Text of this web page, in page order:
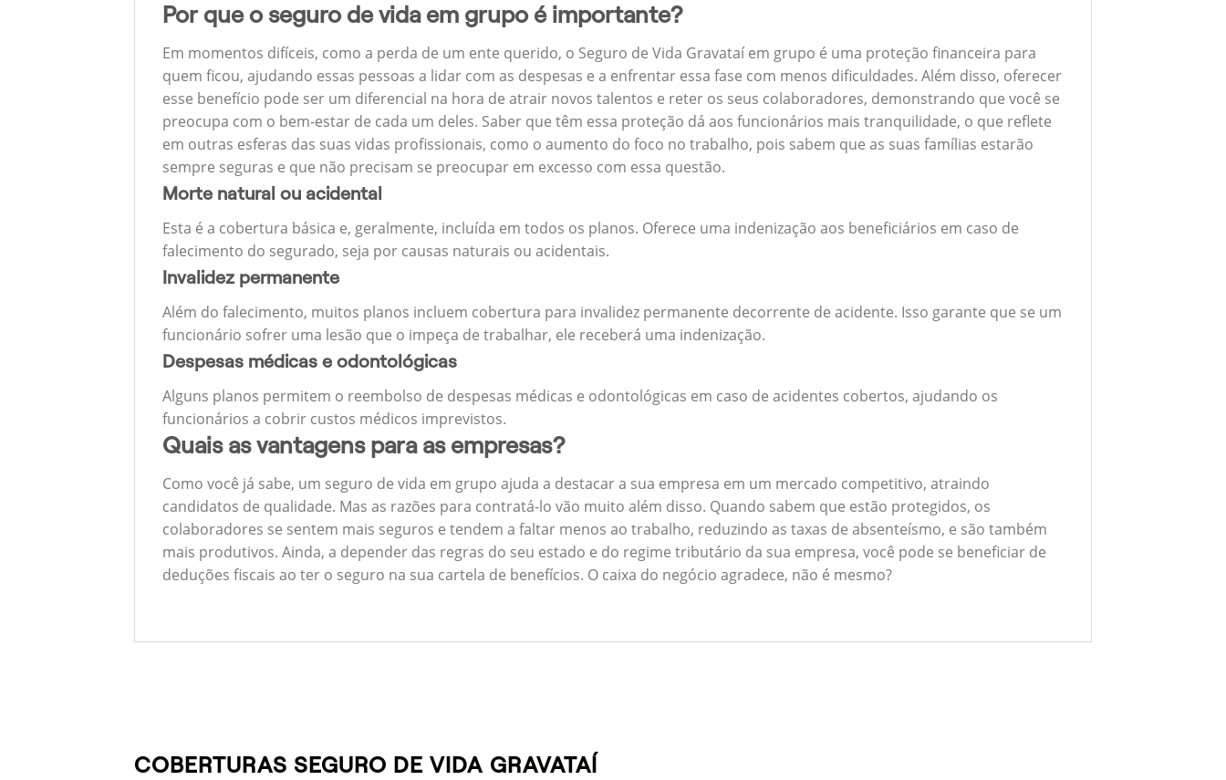
Por que o seguro de vida em grupo é importante?
Em momentos difíceis, como a perda de um ente querido, o Seguro de Vida Gravataí em grupo é uma proteção financeira para
quem ficou, ajudando essas pessoas a lidar com as despesas e a enfrentar essa fase com menos dificuldades. Além disso, oferecer
esse benefício pode ser um diferencial na hora de atrair novos talentos e reter os seus colaboradores, demonstrando que você se
preocupa com o bem-estar de cada um deles. Saber que têm essa proteção dá aos funcionários mais tranquilidade, o que reflete
em outras esferas das suas vidas profissionais, como o aumento do foco no trabalho, pois sabem que as suas famílias estarão
sempre seguras e que não precisam se preocupar em excesso com essa questão.
Morte natural ou acidental
Esta é a cobertura básica e, geralmente, incluída em todos os planos. Oferece uma indenização aos beneficiários em caso de
falecimento do segurado, seja por causas naturais ou acidentais.
Invalidez permanente
Além do falecimento, muitos planos incluem cobertura para invalidez permanente decorrente de acidente. Isso garante que se um
funcionário sofrer uma lesão que o impeça de trabalhar, ele receberá uma indenização.
Despesas médicas e odontológicas
Alguns planos permitem o reembolso de despesas médicas e odontológicas em caso de acidentes cobertos, ajudando os
funcionários a cobrir custos médicos imprevistos.
Quais as vantagens para as empresas?
Como você já sabe, um seguro de vida em grupo ajuda a destacar a sua empresa em um mercado competitivo, atraindo
candidatos de qualidade. Mas as razões para contratá-lo vão muito além disso. Quando sabem que estão protegidos, os
colaboradores se sentem mais seguros e tendem a faltar menos ao trabalho, reduzindo as taxas de absenteísmo, e são também
mais produtivos. Ainda, a depender das regras do seu estado e do regime tributário da sua empresa, você pode se beneficiar de
deduções fiscais ao ter o seguro na sua cartela de benefícios. O caixa do negócio agradece, não é mesmo?
COBERTURAS SEGURO DE VIDA GRAVATAÍ